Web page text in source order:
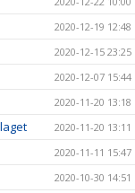
2020-12-19 12:48
2020-12-15 23:25
2020-12-07 15:44
2020-11-20 13:18
2020-11-20 13:11
2020-11-11 15:47
2020-10-30 14:51